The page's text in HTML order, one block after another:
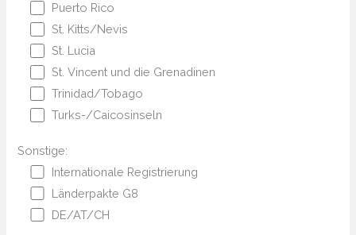
Puerto Rico
St. Kitts/Nevis
St. Lucia
St. Vincent und die Grenadinen
Trinidad/Tobago
Turks-/Caicosinseln
Sonstige:
Internationale Registrierung
Länderpakte G8
DE/AT/CH